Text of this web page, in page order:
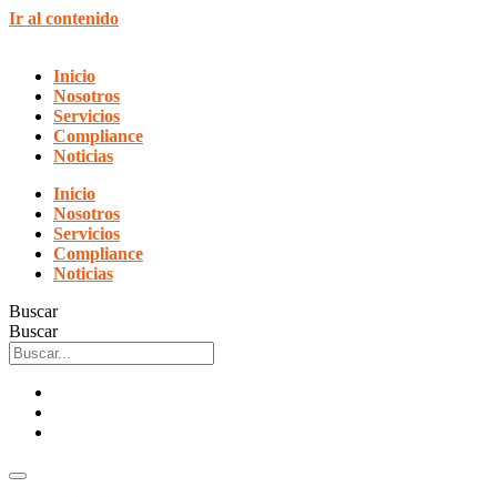
Ir al contenido
Inicio
Nosotros
Servicios
Compliance
Noticias
Inicio
Nosotros
Servicios
Compliance
Noticias
Buscar
Buscar